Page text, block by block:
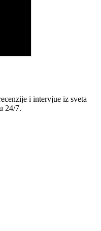
i intervjue iz sveta
24/7.